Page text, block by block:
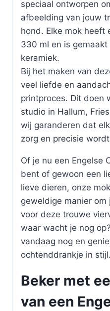
speciaal ontworpen
afbeelding van jouw
hond. Elke mok heeft
330 ml en is
keramiek.
Bij het maken van
veel liefde en
printproces. Dit doen
studio in Hallum,
wij garanderen dat
zorg en precisie
Of je nu een Engelse
bent of gewoon een
lieve dieren, onze
geweldige manier
voor deze trouwe
waar wacht je nog
vandaag nog en
ochtenddrankje in stijl.
Beker met
van een